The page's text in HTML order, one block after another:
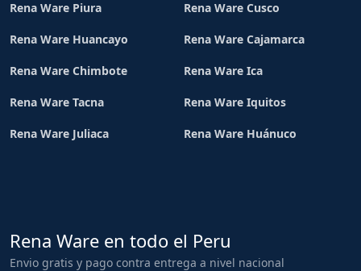
Rena Ware Piura Rena Ware Cusco
Rena Ware Huancayo Rena Ware Cajamarca
Rena Ware Chimbote Rena Ware Ica
Rena Ware Tacna Rena Ware Iquitos
Rena Ware Juliaca Rena Ware Huánuco
Rena Ware en todo el Peru
Envio gratis y pago contra entrega a nivel nacional